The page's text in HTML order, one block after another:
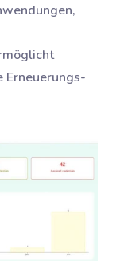
Erneuerungs-